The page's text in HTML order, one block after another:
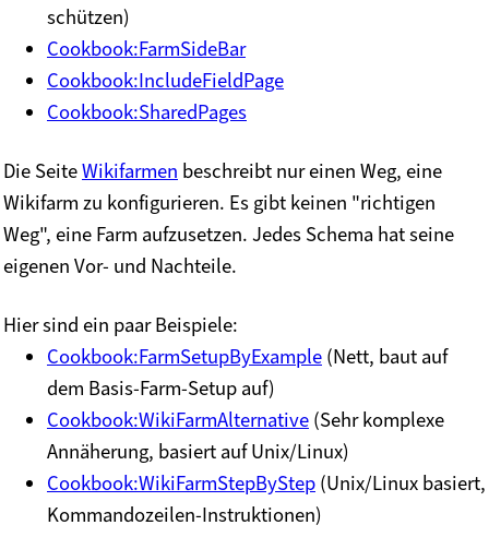
schützen)
Cookbook:FarmSideBar
Cookbook:IncludeFieldPage
Cookbook:SharedPages
Die SeiteWikifarmen beschreibt nur einen Weg, eine
Wikifarm zu konfigurieren. Es gibt keinen "richtigen
Weg", eine Farm aufzusetzen. Jedes Schema hat seine
eigenen Vor- und Nachteile.
Hier sind ein paar Beispiele:
Cookbook:FarmSetupByExample (Nett, baut auf
dem Basis-Farm-Setup auf)
Cookbook:WikiFarmAlternative (Sehr komplexe
Annäherung, basiert auf Unix/Linux)
Cookbook:WikiFarmStepByStep (Unix/Linux basiert,
Kommandozeilen-Instruktionen)